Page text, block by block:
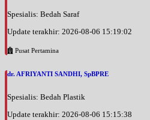
Spesialis: Bedah Saraf
Update terakhir: 2026-08-06 15:19:02
Pusat Pertamina
dr. AFRIYANTI SANDHI, SpBPRE
Spesialis: Bedah Plastik
Update terakhir: 2026-08-06 15:15:38